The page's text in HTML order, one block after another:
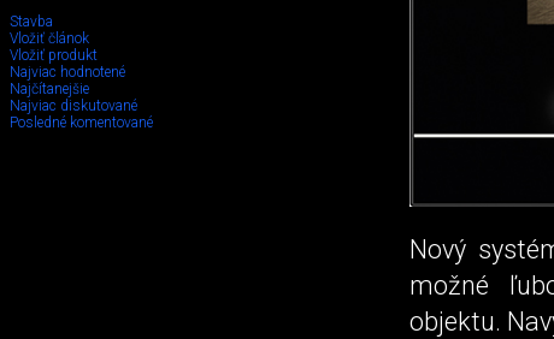
Stavba
Vložiť článok
Vložiť produkt
Najviac hodnotené
Najčítanejšie
Najviac diskutované
Posledné komentované
Nový
možné
objektu.